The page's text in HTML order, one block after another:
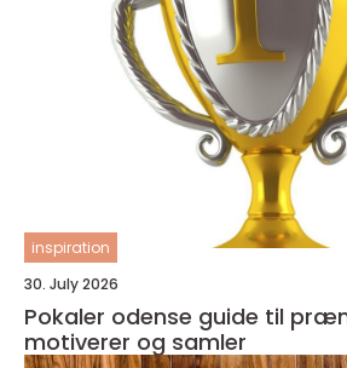
inspiration
30. July 2026
Pokaler odense guide til præmier, der
motiverer og samler